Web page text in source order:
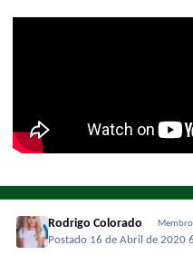
Rodrigo Colorado
Postado 16 de Abril de 2020